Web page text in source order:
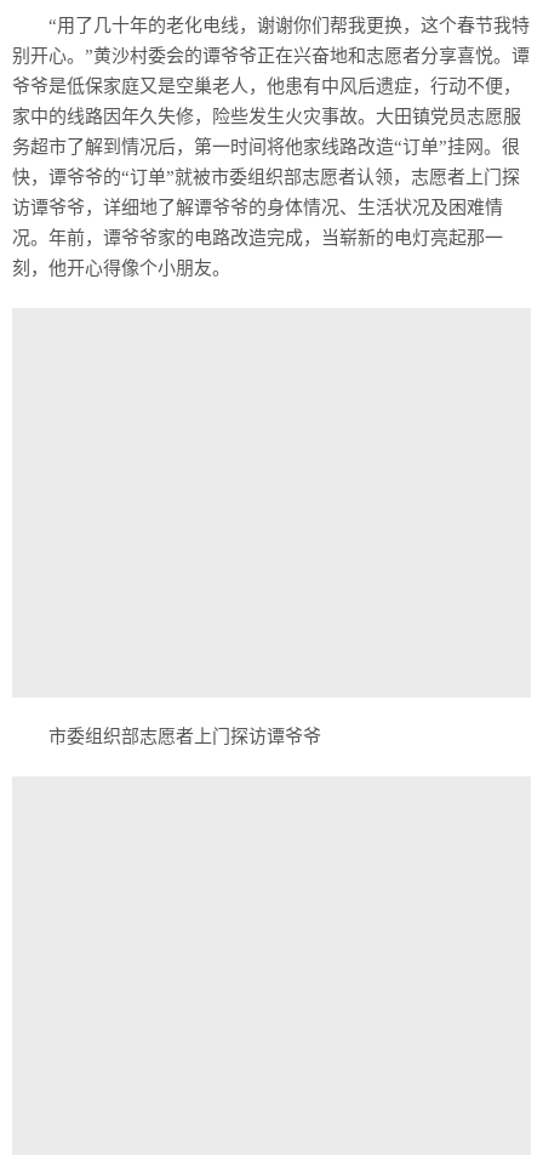
“用了几十年的老化电线，谢谢你们帮我更换，这个春节我特
别开心。”黄沙村委会的谭爷爷正在兴奋地和志愿者分享喜悦。谭
爷爷是低保家庭又是空巢老人，他患有中风后遗症，行动不便，
家中的线路因年久失修，险些发生火灾事故。大田镇党员志愿服
务超市了解到情况后，第一时间将他家线路改造“订单”挂网。很
快，谭爷爷的“订单”就被市委组织部志愿者认领，志愿者上门探
访谭爷爷，详细地了解谭爷爷的身体情况、生活状况及困难情
况。年前，谭爷爷家的电路改造完成，当崭新的电灯亮起那一
刻，他开心得像个小朋友。
市委组织部志愿者上门探访谭爷爷